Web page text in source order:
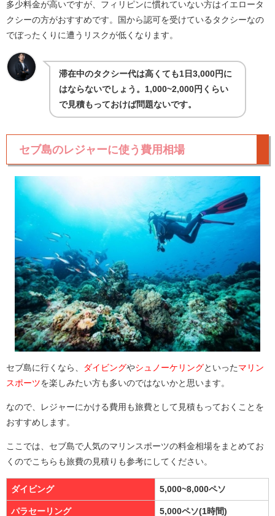
多少料金が高いですが、フィリピンに慣れていない方はイエロータ
クシーの方がおすすめです。国から認可を受けているタクシーなの
でぼったくりに遭うリスクが低くなります。
滞在中のタクシー代は高くても1日3,000円に
はならないでしょう。1,000~2,000円くらい
で見積もっておけば問題ないです。
セブ島のレジャーに使う費用相場
セブ島に行くなら、 ダイビングやシュノーケリング といった マリン
スポーツを楽しみたい方も多いのではないかと思います。
なので、レジャーにかける費用も旅費として見積もっておくことを
おすすめします。
ここでは、セブ島で人気のマリンスポーツの料金相場をまとめてお
くのでこちらも旅費の見積りも参考にしてください。
ダイビング 5,000~8,000ペソ
パラセーリング 5,000ペソ(1時間)